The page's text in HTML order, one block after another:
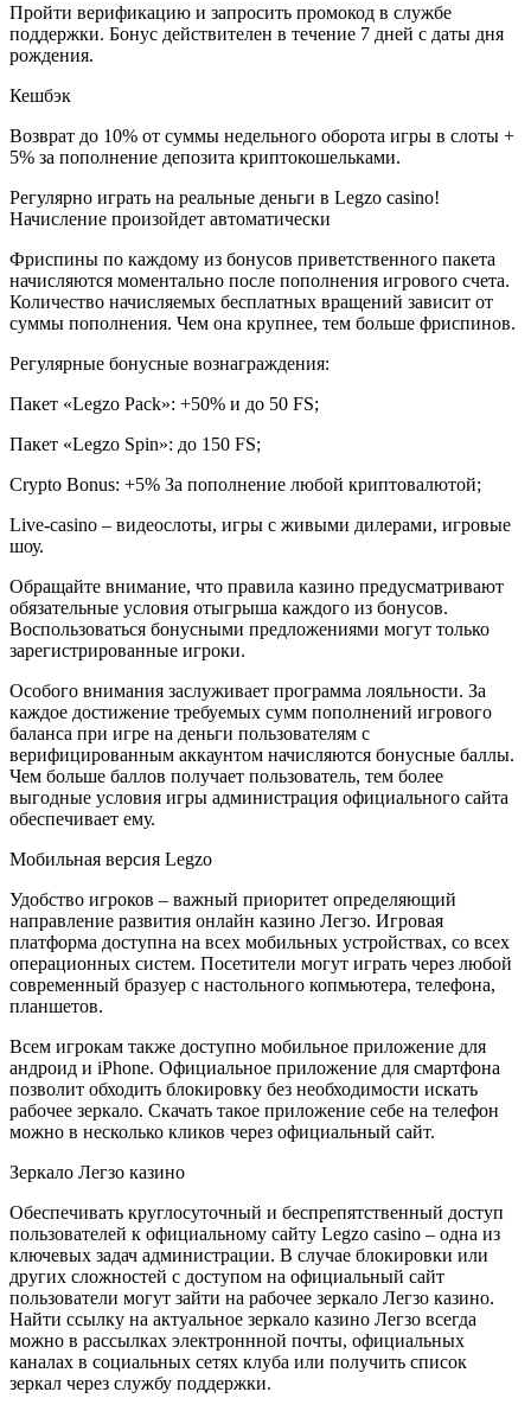
Пройти верификацию и запросить промокод в службе
поддержки. Бонус действителен в течение 7 дней с даты дня
рождения.
Кешбэк
Возврат до 10% от суммы недельного оборота игры в слоты +
5% за пополнение депозита криптокошельками.
Регулярно играть на реальные деньги в Legzo casino!
Начисление произойдет автоматически
Фриспины по каждому из бонусов приветственного пакета
начисляются моментально после пополнения игрового счета.
Количество начисляемых бесплатных вращений зависит от
суммы пополнения. Чем она крупнее, тем больше фриспинов.
Регулярные бонусные вознаграждения:
Пакет «Legzo Pack»: +50% и до 50 FS;
Пакет «Legzo Spin»: до 150 FS;
Crypto Bonus: +5% За пополнение любой криптовалютой;
Live-casino – видеослоты, игры с живыми дилерами, игровые
шоу.
Обращайте внимание, что правила казино предусматривают
обязательные условия отыгрыша каждого из бонусов.
Воспользоваться бонусными предложениями могут только
зарегистрированные игроки.
Особого внимания заслуживает программа лояльности. За
каждое достижение требуемых сумм пополнений игрового
баланса при игре на деньги пользователям с
верифицированным аккаунтом начисляются бонусные баллы.
Чем больше баллов получает пользователь, тем более
выгодные условия игры администрация официального сайта
обеспечивает ему.
Мобильная версия Legzo
Удобство игроков – важный приоритет определяющий
направление развития онлайн казино Легзо. Игровая
платформа доступна на всех мобильных устройствах, со всех
операционных систем. Посетители могут играть через любой
современный бразуер с настольного копмьютера, телефона,
планшетов.
Всем игрокам также доступно мобильное приложение для
андроид и iPhone. Официальное приложение для смартфона
позволит обходить блокировку без необходимости искать
рабочее зеркало. Скачать такое приложение себе на телефон
можно в несколько кликов через официальный сайт.
Зеркало Легзо казино
Обеспечивать круглосуточный и беспрепятственный доступ
пользователей к официальному сайту Legzo casino – одна из
ключевых задач администрации. В случае блокировки или
других сложностей с доступом на официальный сайт
пользователи могут зайти на рабочее зеркало Легзо казино.
Найти ссылку на актуальное зеркало казино Легзо всегда
можно в рассылках электроннной почты, официальных
каналах в социальных сетях клуба или получить список
зеркал через службу поддержки.